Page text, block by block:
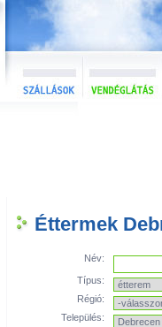
Éttermek
Név:
Típus:
Régió:
Település: